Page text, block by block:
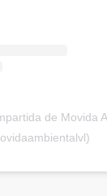
de Movida